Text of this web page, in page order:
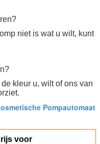
niet is wat u wilt, kunt
kleur u, wilt of ons van
Pompautomaat
voor